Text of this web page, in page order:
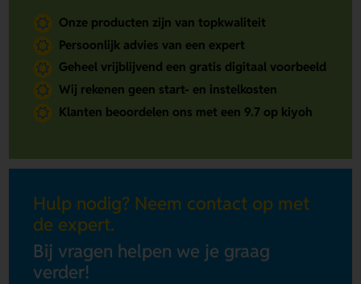
Onze producten zijn van topkwaliteit
Persoonlijk advies van een expert
Geheel vrijblijvend een gratis digitaal voorbeeld
Wij rekenen geen start- en instelkosten
Klanten beoordelen ons met een 9.7 op kiyoh
Hulp nodig? Neem contact op met
de expert.
Bij vragen helpen we je graag
verder!